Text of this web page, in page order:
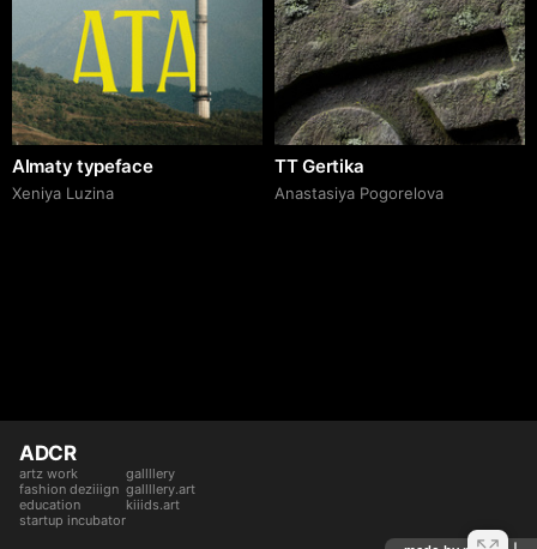
Almaty typeface
Xeniya Luzina
TT Gertika
Anastasiya Pogorelova
ADCR
artz work
fashion deziiign
education
startup incubator
gallllery
gallllery.art
kiiids.art